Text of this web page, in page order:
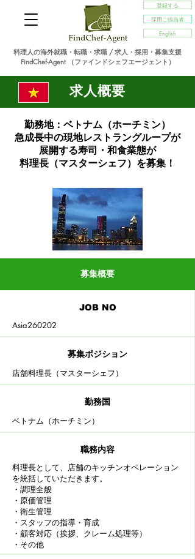
採用ご担当者
登録する
English
料理人の海外就職・転職・求職 / 求人・採用・募集支援
FindChef-Agent （ファインドシェフエージェント）
求人概要
勤務地：ベトナム（ホーチミン）
急成長中の現地レストラングループが
展開する寿司・和食業態が
料理長（マスターシェフ）を募集！
募集概要
JOB NO
Asia260202
募集ポジション
店舗料理長（マスターシェフ）
​勤務国
ベトナム（ホーチミン）
職務内容
料理長として、店舗のキッチンオペレーション
を統括していただきます。
・調理全般
・原価管理
・衛生管理
・スタッフの指導・育成
・顧客対応（挨拶、クレーム処理等）
​・その他